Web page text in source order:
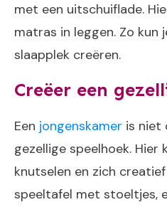
met een uitschuiflade.
matras in leggen. Zo kun
slaapplek creëren.
Creëer een
Een jongenskamer is niet
gezellige speelhoek. Hier
knutselen en zich
speeltafel met stoeltjes,